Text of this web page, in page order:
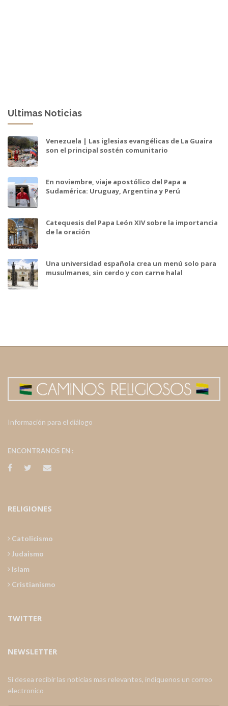
Ultimas Noticias
Venezuela | Las iglesias evangélicas de La Guaira
son el principal sostén comunitario
En noviembre, viaje apostólico del Papa a
Sudamérica: Uruguay, Argentina y Perú
Catequesis del Papa León XIV sobre la importancia
de la oración
Una universidad española crea un menú solo para
musulmanes, sin cerdo y con carne halal
Información para el diálogo
ENCONTRANOS EN :
RELIGIONES
Catolicismo
Judaismo
Islam
Cristianismo
TWITTER
NEWSLETTER
Si desea recibir las noticias mas relevantes, indiquenos un correo
electronico